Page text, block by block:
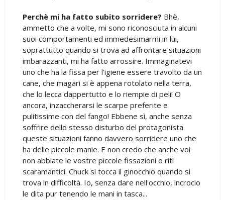
Perchè mi ha fatto subito sorridere? Bhè,
ammetto che a volte, mi sono riconosciuta in alcuni
suoi comportamenti ed immedesimarmi in lui,
soprattutto quando si trova ad affrontare situazioni
imbarazzanti, mi ha fatto arrossire. Immaginatevi
uno che ha la fissa per l'igiene essere travolto da un
cane, che magari si è appena rotolato nella terra,
che lo lecca dappertutto e lo riempie di peli! O
ancora, inzaccherarsi le scarpe preferite e
pulitissime con del fango! Ebbene sì, anche senza
soffrire dello stesso disturbo del protagonista
queste situazioni fanno davvero sorridere uno che
ha delle piccole manie. E non credo che anche voi
non abbiate le vostre piccole fissazioni o riti
scaramantici. Chuck si tocca il ginocchio quando si
trova in difficoltà. Io, senza dare nell'occhio, incrocio
le dita pur tenendo le mani in tasca...